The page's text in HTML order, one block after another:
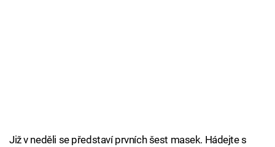
Již v neděli se představí prvních šest masek. Hádejte s